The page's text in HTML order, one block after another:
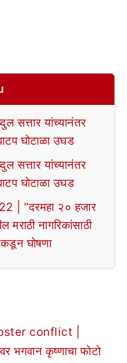
यांच्यानंतर
घोटाळा उघड
यांच्यानंतर
घोटाळा उघड
| “दरमहा २० हजार
मराठी नागरिकांसाठी
घोषणा
conflict |
भगवान कृष्णाचा फोटो